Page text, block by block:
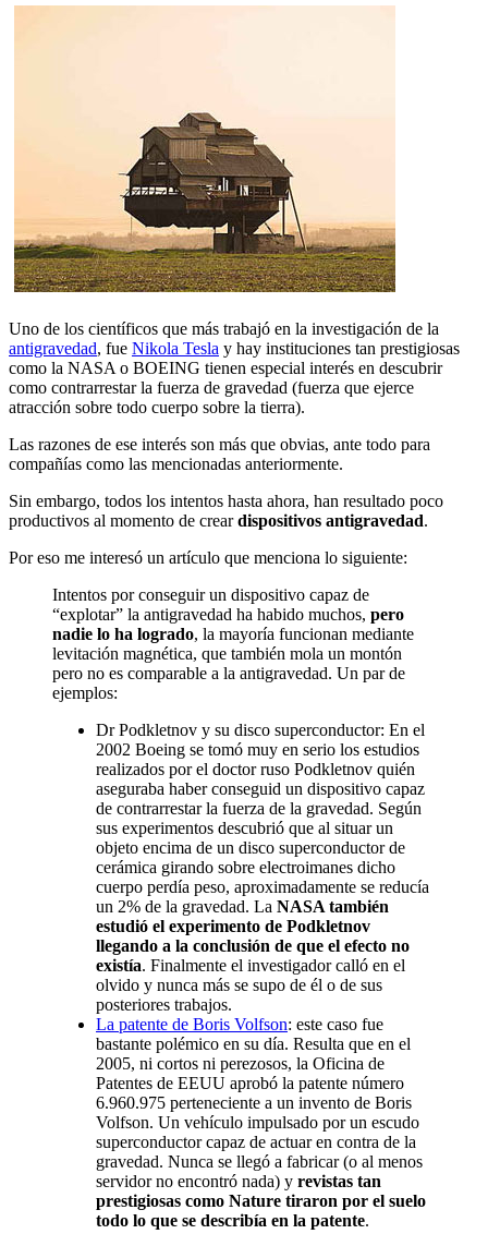
Uno de los científicos que más trabajó en la investigación de la
antigravedad, fue Nikola Tesla y hay instituciones tan prestigiosas
como la NASA o BOEING tienen especial interés en descubrir
como contrarrestar la fuerza de gravedad (fuerza que ejerce
atracción sobre todo cuerpo sobre la tierra).
Las razones de ese interés son más que obvias, ante todo para
compañías como las mencionadas anteriormente.
Sin embargo, todos los intentos hasta ahora, han resultado poco
productivos al momento de creardispositivos antigravedad.
Por eso me interesó un artículo que menciona lo siguiente:
Intentos por conseguir un dispositivo capaz de
“explotar” la antigravedad ha habido muchos, pero
nadie lo ha logrado, la mayoría funcionan mediante
levitación magnética, que también mola un montón
pero no es comparable a la antigravedad. Un par de
ejemplos:
Dr Podkletnov y su disco superconductor: En el
2002 Boeing se tomó muy en serio los estudios
realizados por el doctor ruso Podkletnov quién
aseguraba haber conseguid un dispositivo capaz
de contrarrestar la fuerza de la gravedad. Según
sus experimentos descubrió que al situar un
objeto encima de un disco superconductor de
cerámica girando sobre electroimanes dicho
cuerpo perdía peso, aproximadamente se reducía
un 2% de la gravedad. La NASA también
estudió el experimento de Podkletnov
llegando a la conclusión de que el efecto no
existía. Finalmente el investigador calló en el
olvido y nunca más se supo de él o de sus
posteriores trabajos.
La patente de Boris Volfson: este caso fue
bastante polémico en su día. Resulta que en el
2005, ni cortos ni perezosos, la Oficina de
Patentes de EEUU aprobó la patente número
6.960.975 perteneciente a un invento de Boris
Volfson. Un vehículo impulsado por un escudo
superconductor capaz de actuar en contra de la
gravedad. Nunca se llegó a fabricar (o al menos
servidor no encontró nada) y revistas tan
prestigiosas como Nature tiraron por el suelo
todo lo que se describía en la patente.